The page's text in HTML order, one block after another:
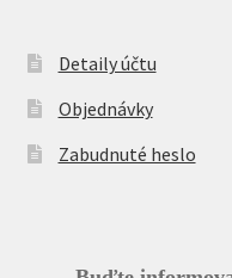
Detaily účtu
Objednávky
Zabudnuté heslo